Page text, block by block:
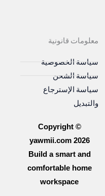
معلومات قانونية
سياسة الخصوصية
سياسة الشحن
سياسة الإسترجاع
والتبديل
Copyright ©
yawmii.com 2026
Build a smart and
comfortable home
workspace